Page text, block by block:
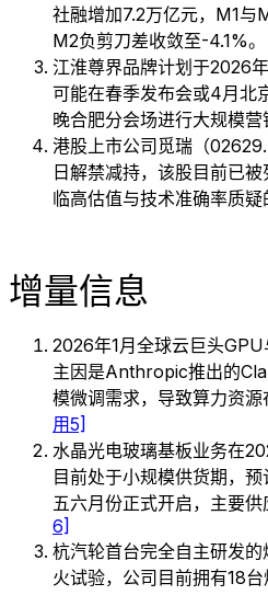
社融增加7.2万亿元，M1与
M2负剪刀差收敛至-4.1%。
江淮尊界品牌计划于2026
可能在春季发布会或4月北
晚合肥分会场进行大规模营
港股上市公司觅瑞（
日解禁减持，该股目前已
临高估值与技术准确率质疑
增量信息
2026年1月全球云巨头GPU
主因是Anthropic推出的
模微调需求，导致算力资源
用5]
水晶光电玻璃基板业务在
目前处于小规模供货期，
五六月份正式开启，主要供
6]
杭汽轮首台完全自主研发
火试验，公司目前拥有18